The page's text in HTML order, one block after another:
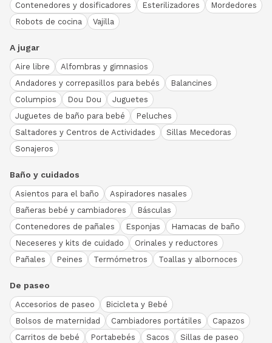
Contenedores y dosificadores
Esterilizadores
Mordedores
Robots de cocina
Vajilla
A jugar
Aire libre
Alfombras y gimnasios
Andadores y correpasillos para bebés
Balancines
Columpios
Dou Dou
Juguetes
Juguetes de baño para bebé
Peluches
Saltadores y Centros de Actividades
Sillas Mecedoras
Sonajeros
Baño y cuidados
Asientos para el baño
Aspiradores nasales
Bañeras bebé y cambiadores
Básculas
Contenedores de pañales
Esponjas
Hamacas de baño
Neceseres y kits de cuidado
Orinales y reductores
Pañales
Peines Termómetros Toallas y albornoces
De paseo
Accesorios de paseo
Bicicleta y Bebé
Bolsos de maternidad
Cambiadores portátiles
Capazos
Carritos de bebé
Portabebés Sacos Sillas de paseo